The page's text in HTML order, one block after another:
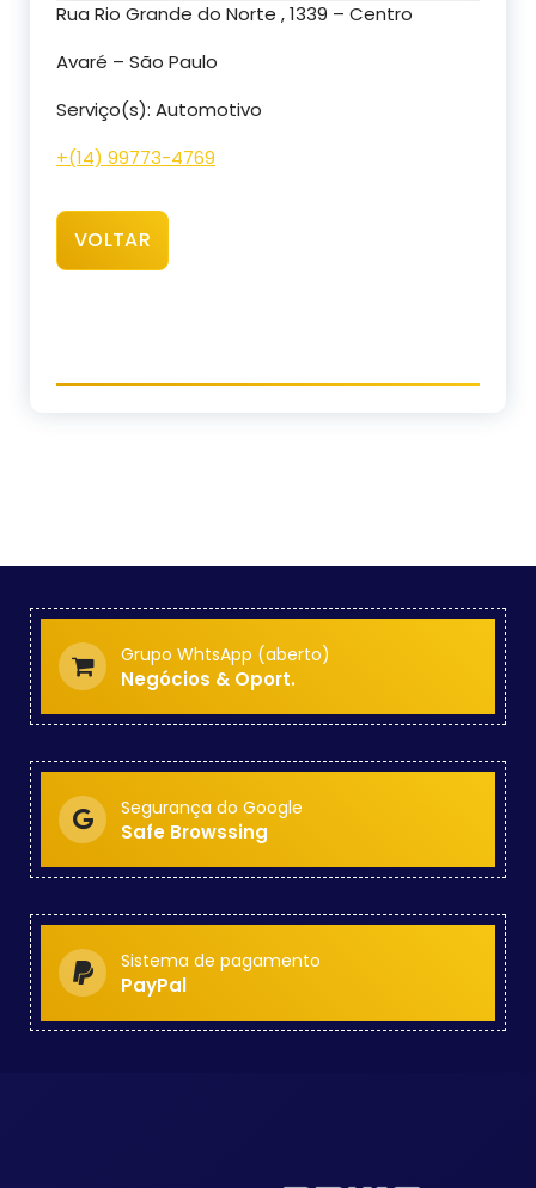
Rua Rio Grande do Norte , 1339 – Centro
Avaré – São Paulo
Serviço(s): Automotivo
+(14) 99773-4769
VOLTAR
Grupo WhtsApp (aberto)
Negócios & Oport.
Segurança do Google
Safe Browssing
Sistema de pagamento
PayPal